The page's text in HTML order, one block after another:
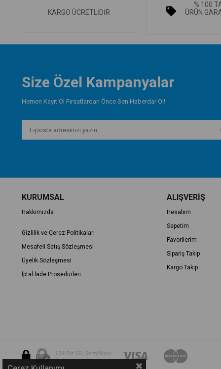
KARGO ÜCRETLİDİR
% 100
ÜRÜN
Size Özel Kampanyalar
Hemen Kayıt Ol Fırsatlardan Önce Sen Haberdar Ol!
KURUMSAL
Hakkımızda
Gizlilik ve Çerez Politikaları
Mesafeli Satış Sözleşmesi
Üyelik Sözleşmesi
İptal İade Prosedürleri
ALIŞVERİŞ
Hesabım
Sepetim
Favorilerim
Sipariş Takip
Kargo Takip